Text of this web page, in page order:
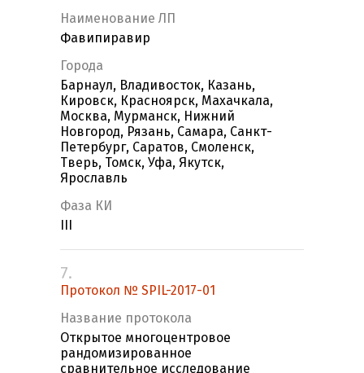
Наименование ЛП
Фавипиравир
Города
Барнаул, Владивосток, Казань,
Кировск, Красноярск, Махачкала,
Москва, Мурманск, Нижний
Новгород, Рязань, Самара, Санкт-
Петербург, Саратов, Смоленск,
Тверь, Томск, Уфа, Якутск,
Ярославль
Фаза КИ
7.
Протокол № SPIL-2017-01
Название протокола
Открытое многоцентровое
рандомизированное
сравнительное исследование